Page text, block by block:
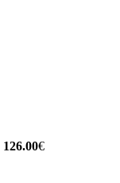
126.00€